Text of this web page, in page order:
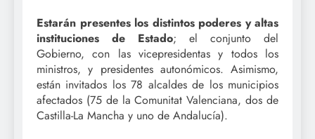
Estarán presentes los distintos poderes y altas
instituciones de Estado; el conjunto del
Gobierno, con las vicepresidentas y todos los
ministros, y presidentes autonómicos. Asimismo,
están invitados los 78 alcaldes de los municipios
afectados (75 de la Comunitat Valenciana, dos de
Castilla-La Mancha y uno de Andalucía).